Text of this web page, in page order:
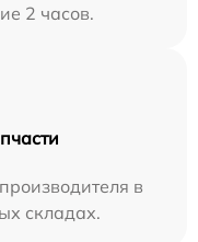
2 часов.
в
складах.